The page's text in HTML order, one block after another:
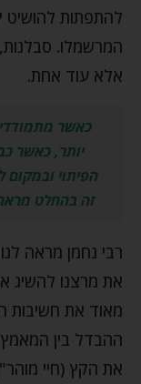
להתפתות להושיט
המרשמלו.
אלא עוד אחת.
כאשר
יותר, כאשר
הפיתוי ובמקום
זה בהחלט
רבי נחמן מראה
את מרצנו להשיג
מאוד את חשיבות
ההבדל בין המאמץ
את הקץ (חיי